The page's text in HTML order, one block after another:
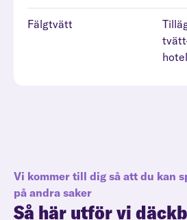
Fälgtvätt
Vi kommer till dig så att du kan
på andra saker
Så här utför vi